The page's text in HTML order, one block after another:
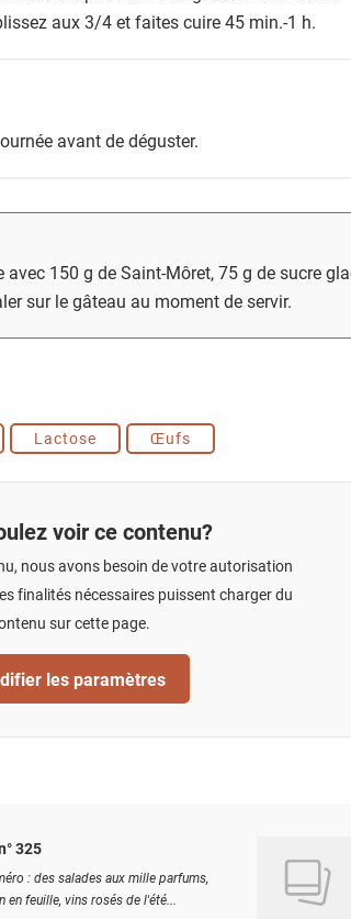
aux 3/4 et faites cuire 45 min.-1 h.
avant de déguster.
150 g de Saint-Môret, 75 g de sucre
sur le gâteau au moment de servir.
Lactose Œufs
voir ce contenu?
nous avons besoin de votre autorisation
finalités nécessaires puissent charger du
sur cette page.
les paramètres
325
: des salades aux mille parfums,
en feuille, vins rosés de l'été...